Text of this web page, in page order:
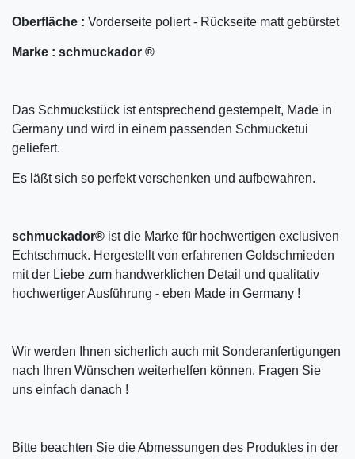
Oberfläche : Vorderseite poliert - Rückseite matt gebürstet
Marke : schmuckador ®
Das Schmuckstück ist entsprechend gestempelt, Made in
Germany und wird in einem passenden Schmucketui
geliefert.
Es läßt sich so perfekt verschenken und aufbewahren.
schmuckador® ist die Marke für hochwertigen exclusiven
Echtschmuck. Hergestellt von erfahrenen Goldschmieden
mit der Liebe zum handwerklichen Detail und qualitativ
hochwertiger Ausführung - eben Made in Germany !
Wir werden Ihnen sicherlich auch mit Sonderanfertigungen
nach Ihren Wünschen weiterhelfen können. Fragen Sie
uns einfach danach !
Bitte beachten Sie die Abmessungen des Produktes in der